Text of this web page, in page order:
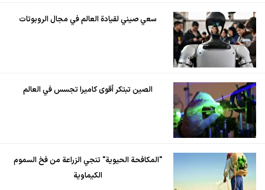
سعي صيني لقيادة العالم في مجال الروبوتات
الصين تبتكر أقوى كاميرا تجسس في العالم
"المكافحة الحيوية" تنجي الزراعة من فخ السموم
الكيماوية